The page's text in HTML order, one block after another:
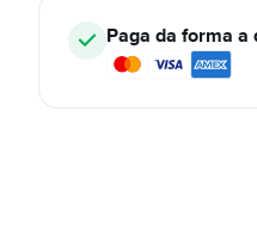
Paga da forma